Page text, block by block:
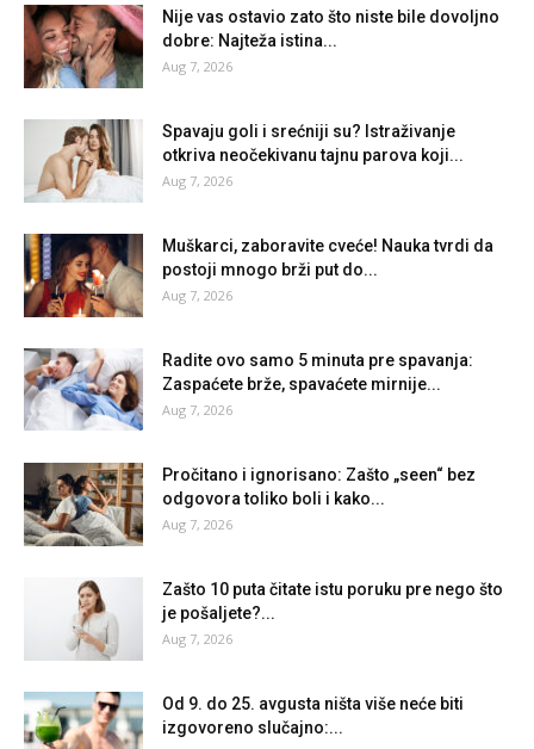
Nije vas ostavio zato što niste bile dovoljno
dobre: Najteža istina...
Aug 7, 2026
Spavaju goli i srećniji su? Istraživanje
otkriva neočekivanu tajnu parova koji...
Aug 7, 2026
Muškarci, zaboravite cveće! Nauka tvrdi da
postoji mnogo brži put do...
Aug 7, 2026
Radite ovo samo 5 minuta pre spavanja:
Zaspaćete brže, spavaćete mirnije...
Aug 7, 2026
Pročitano i ignorisano: Zašto „seen“ bez
odgovora toliko boli i kako...
Aug 7, 2026
Zašto 10 puta čitate istu poruku pre nego što
je pošaljete?...
Aug 7, 2026
Od 9. do 25. avgusta ništa više neće biti
izgovoreno slučajno:...